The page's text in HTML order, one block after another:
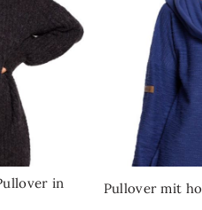
in
Pullover mit